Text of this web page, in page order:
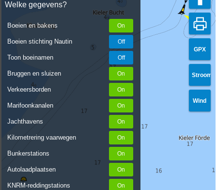
Welke gegevens?
Boeien en bakens
Boeien stichting Nautin
Toon boeinamen
Bruggen en sluizen
Verkeersborden
Marifoonkanalen
Jachthavens
Kilometrering vaarwegen
Bunkerstations
Autolaadplaatsen
KNRM-reddingstations
GPX
Stroom
Wind